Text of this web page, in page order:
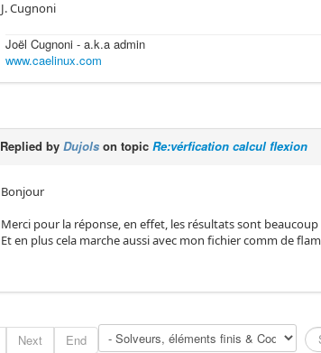
J. Cugnoni
Joël Cugnoni - a.k.a admin
www.caelinux.com
Replied byDujols on topicRe:vérfication calcul flexion
Bonjour
Merci pour la réponse, en effet, les résultats sont
Et en plus cela marche aussi avec mon fichier comm de
Next End